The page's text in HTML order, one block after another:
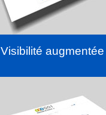
Visibilité augmentée